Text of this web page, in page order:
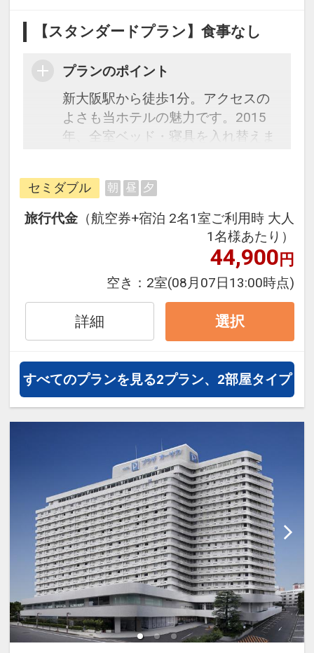
【スタンダードプラン】食事なし
プランのポイント
新大阪駅から徒歩1分。アクセスの
よさも当ホテルの魅力です。2015
年、全室ベッド・寝具を入れ替えま
ータ社製。またお部屋のバスルーム
は全室≪ミラブルシャワーヘッド≫
を完備！
※セミツインルームは、シングルル
ームにエキストラベットを入れたお
部屋になります。
※バンクベットルームは、２段ベッ
ド（下段セミダブル+上段シング
ル）のお部屋になります。
セミダブル 朝 昼 夕
旅行代金 （航空券+宿泊 2名1室ご利用時 大人
1名様あたり）
44,900円
空き： 2室(08月07日13:00時点)
詳細 選択
すべてのプランを見る2プラン、2部屋タイプ